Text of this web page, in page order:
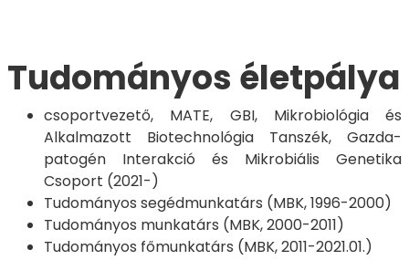
Tudományos életpálya
csoportvezető, MATE, GBI, Mikrobiológia és
Alkalmazott Biotechnológia Tanszék, Gazda-
patogén Interakció és Mikrobiális Genetika
Csoport (2021-)
Tudományos segédmunkatárs (MBK, 1996-2000)
Tudományos munkatárs (MBK, 2000-2011)
Tudományos főmunkatárs (MBK, 2011-2021.01.)